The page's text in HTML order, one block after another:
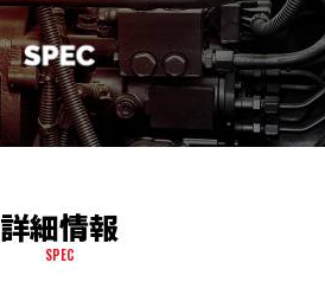
詳細情報
SPEC